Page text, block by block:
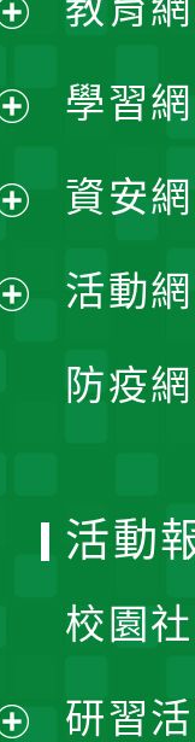
開
開
開
開
教育
學習
資安
活動
防疫
活動
校園
研習